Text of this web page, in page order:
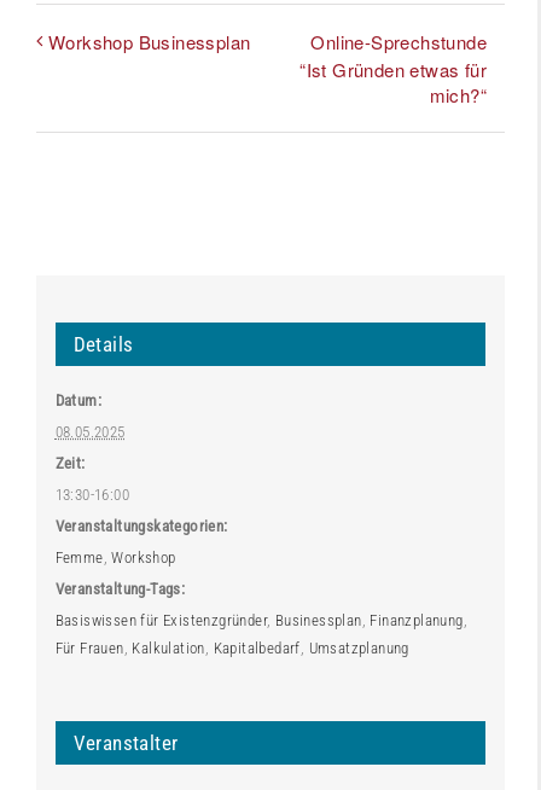
Workshop Businessplan
Online-Sprechstunde
“Ist Gründen etwas für
mich?“
Details
Datum:
08.05.2025
Zeit:
13:30-16:00
Veranstaltungskategorien:
Femme,Workshop
Veranstaltung-Tags:
Basiswissen für Existenzgründer, Businessplan, Finanzplanung,
Für Frauen, Kalkulation, Kapitalbedarf, Umsatzplanung
Veranstalter